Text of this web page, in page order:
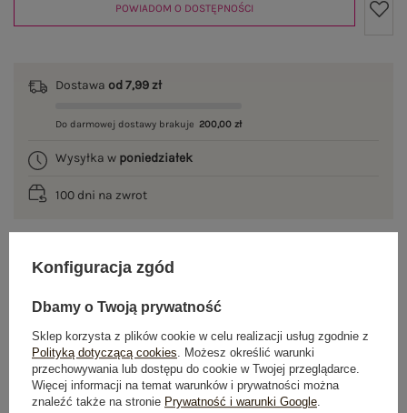
POWIADOM O DOSTĘPNOŚCI
Dostawa od 7,99 zł
Do darmowej dostawy brakuje 200,00 zł
Wysyłka w poniedziałek
100 dni na zwrot
OPIS PRODUKTU
OPINIE O PRODUKCIE (1)
WYSYŁKA I DOSTAWA
Konfiguracja zgód
Dbamy o Twoją prywatność
Sklep korzysta z plików cookie w celu realizacji usług zgodnie z
Polityką dotyczącą cookies . Możesz określić warunki
przechowywania lub dostępu do cookie w Twojej przeglądarce.
Więcej informacji na temat warunków i prywatności można
znaleźć także na stronie Prywatność i warunki Google